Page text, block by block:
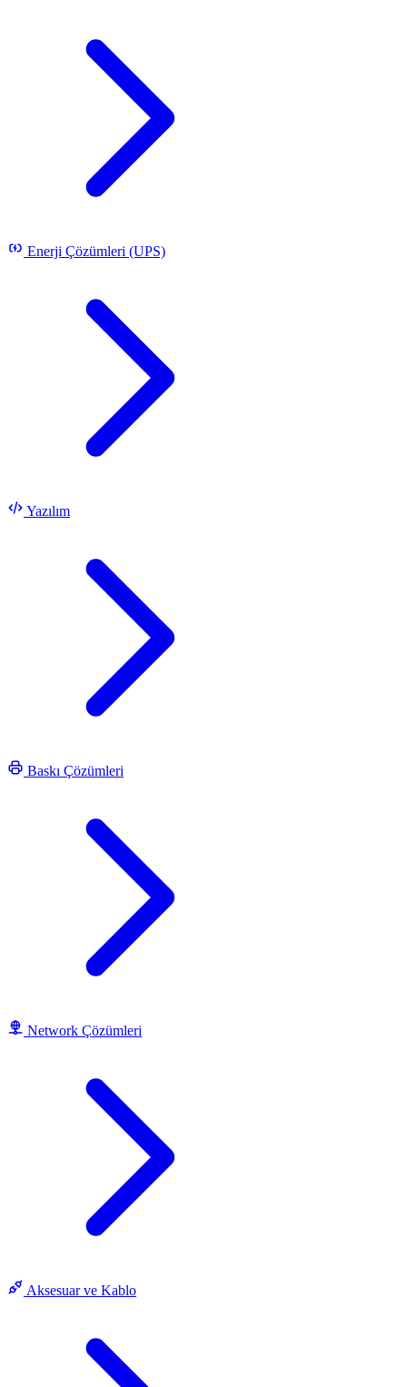
Enerji Çözümleri (UPS)
Yazılım
Baskı Çözümleri
Network Çözümleri
Aksesuar ve Kablo